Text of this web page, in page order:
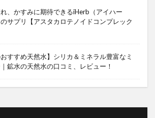
、かすみに期待できるiHerb（アイハー
サプリ【アスタカロテノイドコンプレック
おすすめ天然水】シリカ＆ミネラル豊富なミ
鉱水の天然水の口コミ、レビュー！